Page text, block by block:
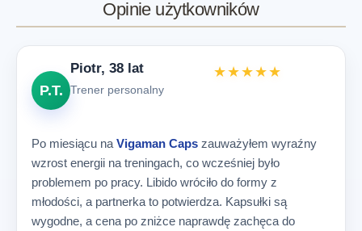
Opinie użytkowników
P.T.
Piotr, 38 lat
Trener personalny
★★★★★
Po miesiącu na Vigaman Caps zauważyłem wyraźny
wzrost energii na treningach, co wcześniej było
problemem po pracy. Libido wróciło do formy z
młodości, a partnerka to potwierdza. Kapsułki są
wygodne, a cena po zniżce naprawdę zachęca do